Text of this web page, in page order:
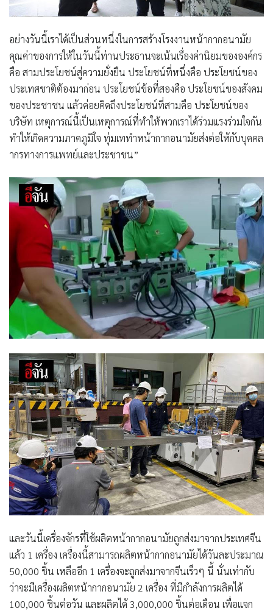
อย่างวันนี้เราได้เป็นส่วนหนึ่งในการสร้างโรงงานหน้ากากอนามัย
คุณค่าของการให้ในวันนี้ท่านประธานจะเน้นเรื่องค่านิยมขององค์กร
คือ สามประโยชน์สู่ความยั่งยืน ประโยชน์ที่หนึ่งคือ ประโยชน์ของ
ประเทศชาติต้องมาก่อน ประโยชน์ข้อที่สองคือ ประโยชน์ของสังคม
ของประชาชน แล้วค่อยคิดถึงประโยชน์ที่สามคือ ประโยชน์ของ
บริษัท เหตุการณ์นี้เป็นเหตุการณ์ที่ทำให้พวกเราได้ร่วมแรงร่วมใจกัน
ทำให้เกิดความภาคภูมิใจ ทุ่มเททำหน้ากากอนามัยส่งต่อให้กับบุคคล
ากรทางการแพทย์และประชาชน”
และวันนี้เครื่องจักรที่ใช้ผลิตหน้ากากอนามัยถูกส่งมาจากประเทศจีน
แล้ว 1 เครื่อง เครื่องนี้สามารถผลิตหน้ากากอนามัยได้วันละประมาณ
50,000 ชิ้น เหลืออีก 1 เครื่องจะถูกส่งมาจากจีนเร็วๆ นี้ นั่นเท่ากับ
ว่าจะมีเครื่องผลิตหน้ากากอนามัย 2 เครื่อง ที่มีกำลังการผลิตได้
100,000 ชิ้นต่อวัน และผลิตได้ 3,000,000 ชิ้นต่อเดือน เพื่อแจก